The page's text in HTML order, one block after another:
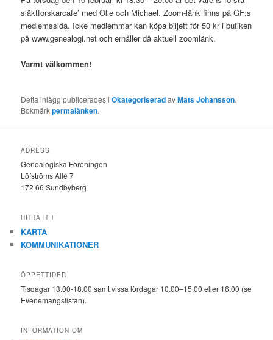
släktforskarcafe’ med Olle och Michael. Zoom-länk finns på GF:s
medlemssida. Icke medlemmar kan köpa biljett för 50 kr i butiken
på www.genealogi.net och erhåller då aktuell zoomlänk.
Varmt välkommen!
Detta inlägg publicerades iOkategoriseradavMats Johansson.
Bokmärkpermalänken.
ADRESS
Genealogiska Föreningen
Löfströms Allé 7
172 66 Sundbyberg
HITTA HIT
KARTA
KOMMUNIKATIONER
ÖPPETTIDER
Tisdagar 13.00-18.00 samt vissa lördagar 10.00–15.00 eller 16.00 (se
Evenemangslistan).
INFORMATION OM